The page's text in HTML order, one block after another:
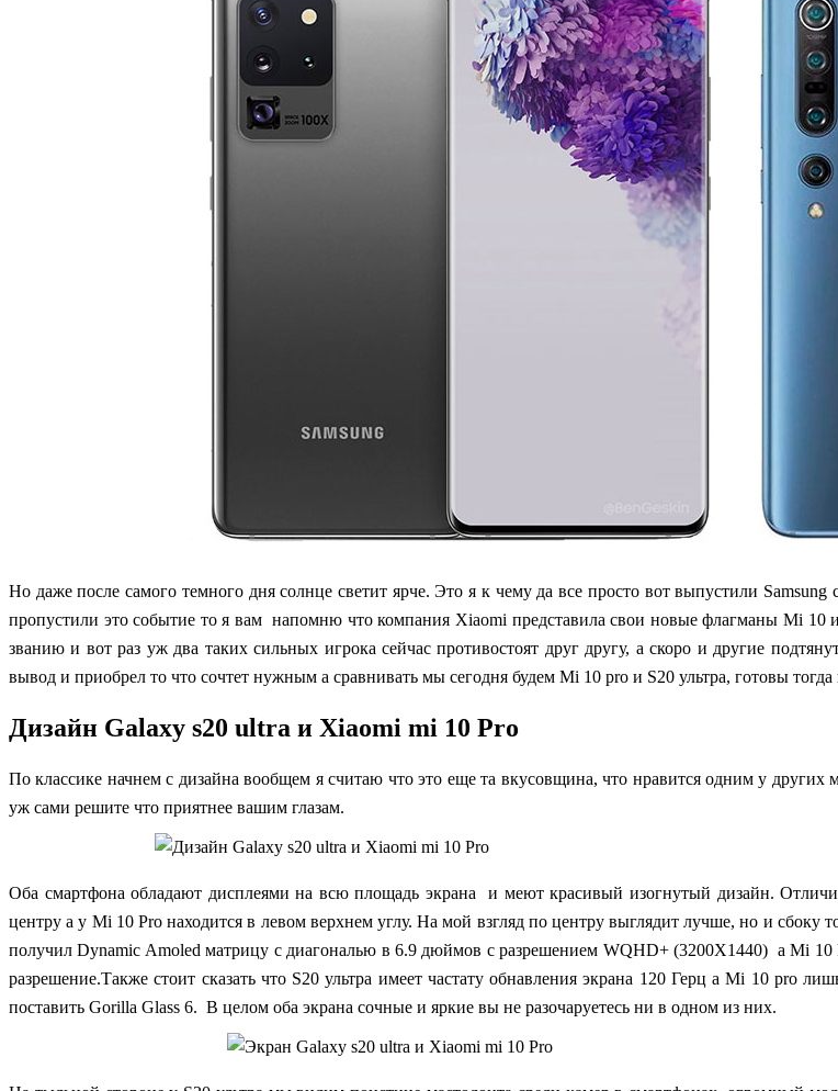
Но даже после самого темного дня солнце светит ярче. Это я к чему да все просто вот выпустили
пропустили это событие то я вам напомню что компания Xiaomi представила свои новые флагманы Mi 10 и
званию и вот раз уж два таких сильных игрока сейчас противостоят друг другу, а скоро и другие
вывод и приобрел то что сочтет нужным а сравнивать мы сегодня будем Mi 10 pro и S20 ультра, готовы тогда
Дизайн Galaxy s20 ultra и Xiaomi mi 10 Pro
По классике начнем с дизайна вообщем я считаю что это еще та вкусовщина, что нравится одним у
уж сами решите что приятнее вашим глазам.
Оба смартфона обладают дисплеями на всю площадь экрана и меют красивый изогнутый дизайн.
центру а у Mi 10 Pro находится в левом верхнем углу. На мой взгляд по центру выглядит лучше, но и
получил Dynamic Amoled матрицу с диагональю в 6.9 дюймов с разрешением WQHD+ (3200X1440) a Mi
разрешение.Также стоит сказать что S20 ультра имеет частату обнавления экрана 120 Герц а Mi 10 pro
поставить Gorilla Glass 6. В целом оба экрана сочные и яркие вы не разочаруетесь ни в одном из них.